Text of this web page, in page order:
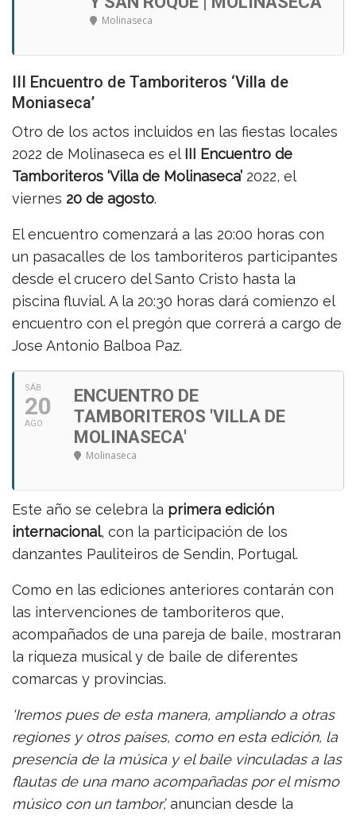
Molinaseca
III Encuentro de Tamboriteros ‘Villa de
Moniaseca’
Otro de los actos incluidos en las fiestas locales
2022 de Molinaseca es el III Encuentro de
Tamboriteros ‘Villa de Molinaseca’ 2022, el
viernes 20 de agosto.
El encuentro comenzará a las 20:00 horas con
un pasacalles de los tamboriteros participantes
desde el crucero del Santo Cristo hasta la
piscina fluvial. A la 20:30 horas dará comienzo el
encuentro con el pregón que correrá a cargo de
Jose Antonio Balboa Paz.
SÁB
20
AGO
ENCUENTRO DE
TAMBORITEROS 'VILLA DE
MOLINASECA'
Molinaseca
Este año se celebra la primera edición
internacional, con la participación de los
danzantes Pauliteiros de Sendin, Portugal.
Como en las ediciones anteriores contarán con
las intervenciones de tamboriteros que,
acompañados de una pareja de baile, mostraran
la riqueza musical y de baile de diferentes
comarcas y provincias.
‘Iremos pues de esta manera, ampliando a otras
regiones y otros países, como en esta edición, la
presencia de la música y el baile vinculadas a las
flautas de una mano acompañadas por el mismo
músico con un tambor’,anuncian desde la